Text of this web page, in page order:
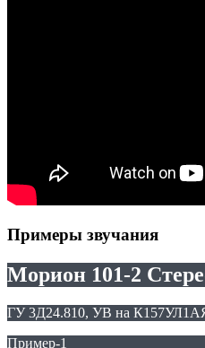
Примеры звучания
Морион 101-2
ГУ 3Д24.810, УВ на К157УЛ1А
Пример-1